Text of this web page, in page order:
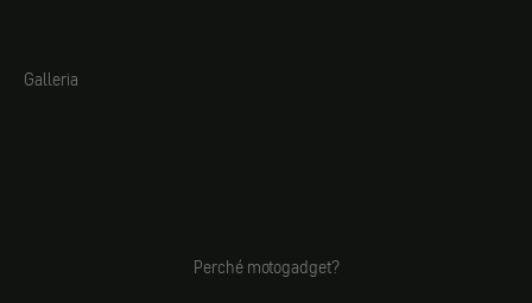
Galleria
Perché motogadget?